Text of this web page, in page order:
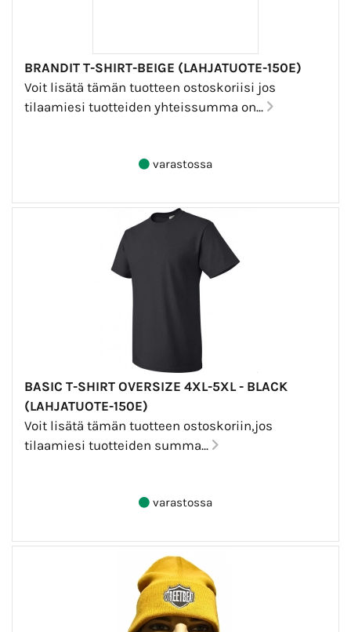
BRANDIT T-SHIRT-BEIGE (LAHJATUOTE-150E)
Voit lisätä tämän tuotteen ostoskoriisi jos
tilaamiesi tuotteiden yhteissumma on...
varastossa
BASIC T-SHIRT OVERSIZE 4XL-5XL - BLACK
(LAHJATUOTE-150E)
Voit lisätä tämän tuotteen ostoskoriin,jos
tilaamiesi tuotteiden summa...
varastossa